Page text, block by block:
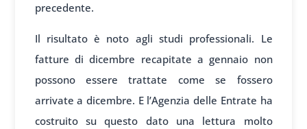
precedente.
Il risultato è noto agli studi professionali. Le
fatture di dicembre recapitate a gennaio non
possono essere trattate come se fossero
arrivate a dicembre. E l’Agenzia delle Entrate ha
costruito su questo dato una lettura molto